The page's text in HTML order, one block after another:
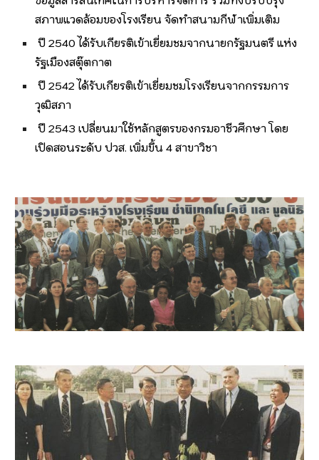
สภาพแวดล้อมของโรงเรียน จัดทำสนามกีฬาเพิ่มเติม
ปี 2540 ได้รับเกียรติเข้าเยี่ยมชมจากนายกรัฐมนตรี แห่ง
รัฐเมืองสตุ๊ตกาต
ปี 2542 ได้รับเกียรติเข้าเยี่ยมชมโรงเรียนจากกรรมการ
วุฒิสภา
ปี 2543 เปลี่ยนมาใช้หลักสูตรของกรมอาชีวศึกษา โดย
เปิดสอนระดับ ปวส. เพิ่มขึ้น 4 สาขาวิชา